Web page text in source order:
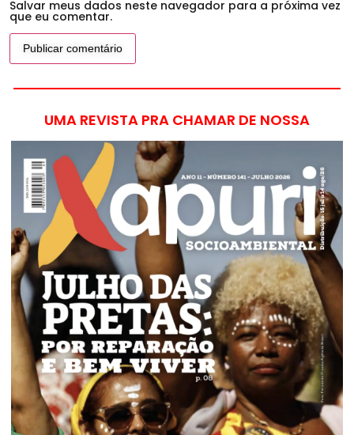
Salvar meus dados neste navegador para a próxima vez
que eu comentar.
UMA REVISTA PRA CHAMAR DE NOSSA